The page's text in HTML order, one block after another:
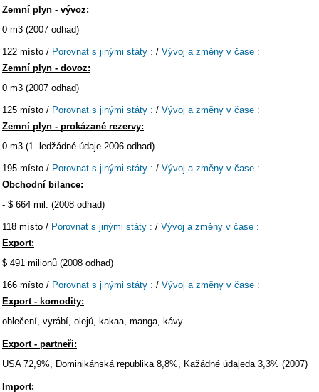
Zemní plyn - vývoz:
0 m3 (2007 odhad)
122 místo / Porovnat s jinými státy : / Vývoj a změny v čase :
Zemní plyn - dovoz:
0 m3 (2007 odhad)
125 místo / Porovnat s jinými státy : / Vývoj a změny v čase :
Zemní plyn - prokázané rezervy:
0 m3 (1. ledžádné údaje 2006 odhad)
195 místo / Porovnat s jinými státy : / Vývoj a změny v čase :
Obchodní bilance:
- $ 664 mil. (2008 odhad)
118 místo / Porovnat s jinými státy : / Vývoj a změny v čase :
Export:
$ 491 milionů (2008 odhad)
166 místo / Porovnat s jinými státy : / Vývoj a změny v čase :
Export - komodity:
oblečení, vyrábí, olejů, kakaa, manga, kávy
Export - partneři:
USA 72,9%, Dominikánská republika 8,8%, Kažádné údajeda 3,3% (2007)
Import: